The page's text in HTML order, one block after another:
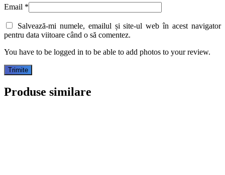
Email *
Salvează-mi numele, emailul și site-ul web în acest navigator
pentru data viitoare când o să comentez.
You have to be logged in to be able to add photos to your review.
Produse similare